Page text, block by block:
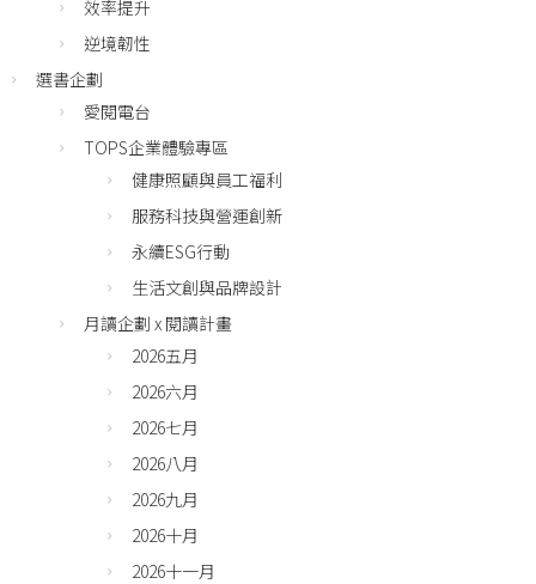
效率提升
逆境韌性
選書企劃
愛閱電台
TOPS企業體驗專區
健康照顧與員工福利
服務科技與營運創新
永續ESG行動
生活文創與品牌設計
月讀企劃 x 閱讀計畫
2026五月
2026六月
2026七月
2026八月
2026九月
2026十月
2026十一月